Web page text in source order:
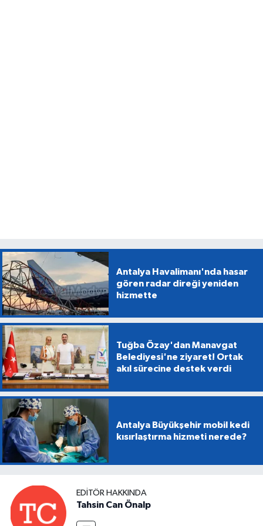
Antalya Havalimanı'nda hasar
gören radar direği yeniden
hizmette
Tuğba Özay'dan Manavgat
Belediyesi'ne ziyaret! Ortak
akıl sürecine destek verdi
Antalya Büyükşehir mobil kedi
kısırlaştırma hizmeti nerede?
EDITÖR HAKKINDA
Tahsin Can Önalp